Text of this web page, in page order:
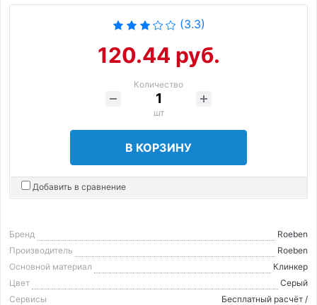
(3.3)
120.44 руб.
Количество
шт
В КОРЗИНУ
Добавить в сравнение
Бренд
Roeben
Производитель
Roeben
Основной материал
Клинкер
Цвет
Серый
Сервисы
Бесплатный расчёт /